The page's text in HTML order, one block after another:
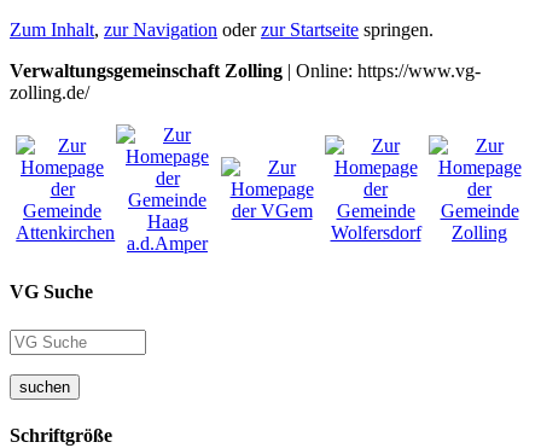
Zum Inhalt, zur Navigation oderzur Startseite springen.
Verwaltungsgemeinschaft Zolling | Online: https://www.vg-
zolling.de/
VG Suche
suchen
Schriftgröße